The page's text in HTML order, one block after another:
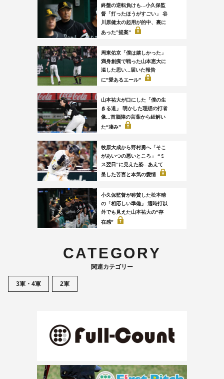
終盤の逆転負けも...小久保監
督「打ったほうがすごい」 谷
川原健太の起用が的中、裏に
あった”提案”
周東佑京「僕は嬉しかった」
満身創痍で戦った山本恵大に
溢した思い...届いた報告
に”愛あるエール”
山本祐大が口にした「僕の生
きる道」 明かした理想の打者
像...首脳陣の言葉から紐解い
た“凄み”
牧原大成から野村勇へ「そこ
があいつの悪いところ」 “ミ
ス翌日”に見えた姿...あえて
呈した苦言と本気の愛情
小久保監督が称賛した松本晴
の「相応しい準備」 適時打以
外でも見えた山本祐大の“存
在感”
CATEGORY
関連カテゴリー
3軍・4軍 2軍